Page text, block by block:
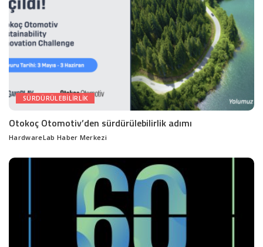
SÜRDÜRÜLEBILIRLIK
Otokoç Otomotiv’den sürdürülebilirlik adımı
Posted
HardwareLab Haber Merkezi